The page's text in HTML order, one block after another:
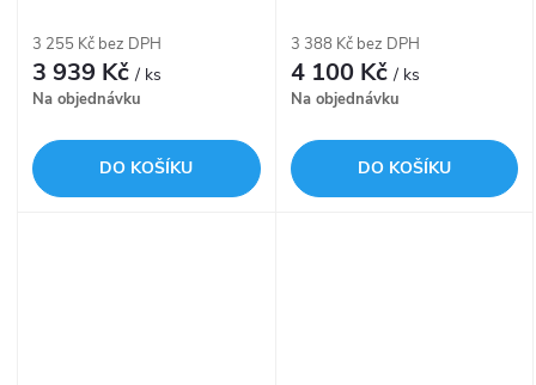
3 255 Kč bez DPH
3 939 Kč/ ks
Na objednávku
DO KOŠÍKU
3 388 Kč bez DPH
4 100 Kč/ ks
Na objednávku
DO KOŠÍKU